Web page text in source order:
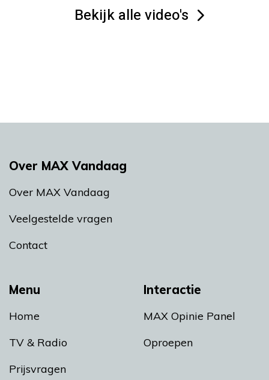
Bekijk alle video's
Menu
Home
TV & Radio
Prijsvragen
Interactie
MAX Opinie Panel
Oproepen
Over MAX Vandaag
Over MAX Vandaag
Veelgestelde vragen
Contact